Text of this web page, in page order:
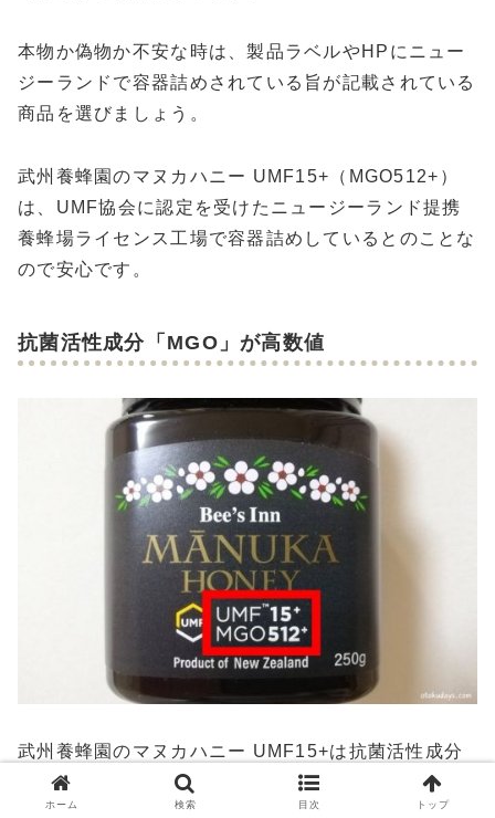
本物か偽物か不安な時は、製品ラベルやHPにニュー
ジーランドで容器詰めされている旨が記載されている
商品を選びましょう。
武州養蜂園のマヌカハニー UMF15+（MGO512+）
は、UMF協会に認定を受けたニュージーランド提携
養蜂場ライセンス工場で容器詰めしているとのことな
ので安心です。
抗菌活性成分「MGO」が高数値
武州養蜂園のマヌカハニー UMF15+は抗菌活性成分
「MGO（メチルグリオキサール）」が512+と高数
値。ホーム 検索 目次 トップ